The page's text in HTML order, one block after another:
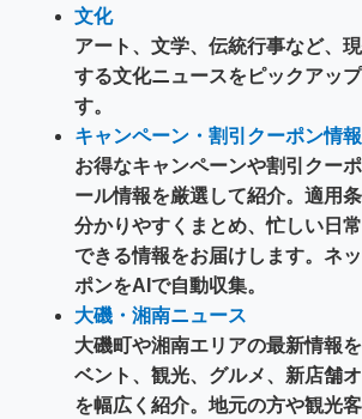
文化
アート、文学、伝統行事など、
する文化ニュースをピックアッ
す。
キャンペーン・割引クーポン情報
お得なキャンペーンや割引クー
ール情報を厳選して紹介。適用
分かりやすくまとめ、忙しい日
できる情報をお届けします。ネ
ポンをAIで自動収集。
大磯・湘南ニュース
大磯町や湘南エリアの最新情報
ベント、観光、グルメ、新店舗
を幅広く紹介。地元の方や観光